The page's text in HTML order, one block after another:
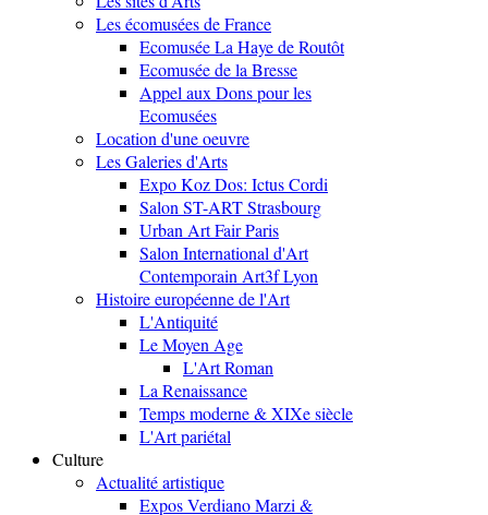
Les écomusées de France
Ecomusée La Haye de Routôt
Ecomusée de la Bresse
Appel aux Dons pour les
Ecomusées
Location d'une oeuvre
Les Galeries d'Arts
Expo Koz Dos: Ictus Cordi
Salon ST-ART Strasbourg
Urban Art Fair Paris
Salon International d'Art
Contemporain Art3f Lyon
Histoire européenne de l'Art
L'Antiquité
Le Moyen Age
L'Art Roman
La Renaissance
Temps moderne & XIXe siècle
L'Art pariétal
Culture
Actualité artistique
Expos Verdiano Marzi &